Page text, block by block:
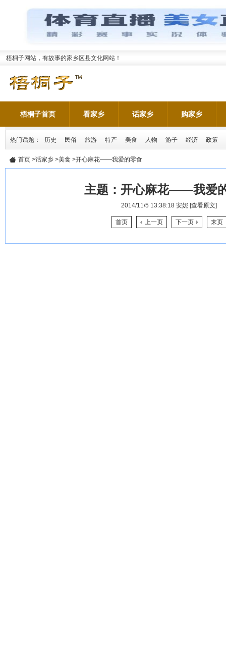
梧桐子网站，有故事的家乡区县文化网站！
梧桐子首页 看家乡 话家乡 购家乡
热门话题： 历史 民俗 旅游 特产 美食 人物 游子 经济 政策
首页 >话家乡 >美食 >开心麻花——我爱的零食
主题： 开心麻花——我爱
2014/11/5 13:38:18 安妮 [查看原文]
首页 上一页 下一页 末页